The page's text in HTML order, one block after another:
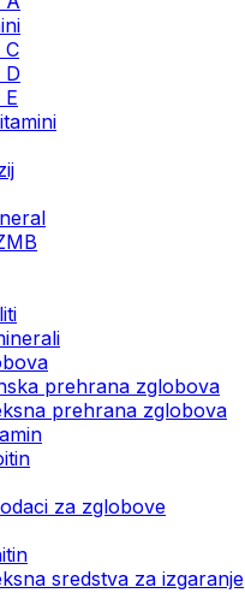
C
D
prehrana zglobova
prehrana zglobova
za zglobove
sredstva za izgaranje